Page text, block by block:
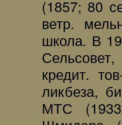
(1857; 80
ветр.
школа. В
кредит.
ликбеза,
МТС